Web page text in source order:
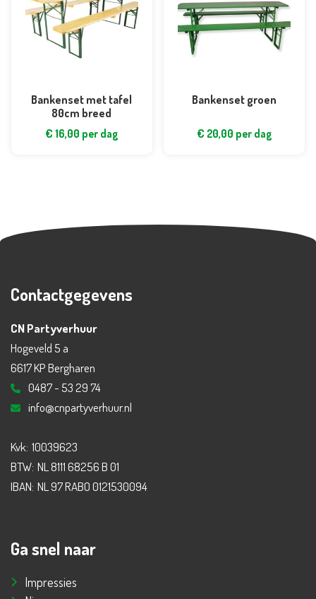
Bankenset met tafel
80cm breed
€ 16,00 per dag
Bankenset groen
€ 20,00 per dag
Contactgegevens
CN Partyverhuur
Hogeveld 5 a
6617 KP Bergharen
0487 - 53 29 74
info@cnpartyverhuur.nl
Kvk: 10039623
BTW: NL 8111 68256 B 01
IBAN: NL 97 RABO 0121530094
Ga snel naar
Impressies